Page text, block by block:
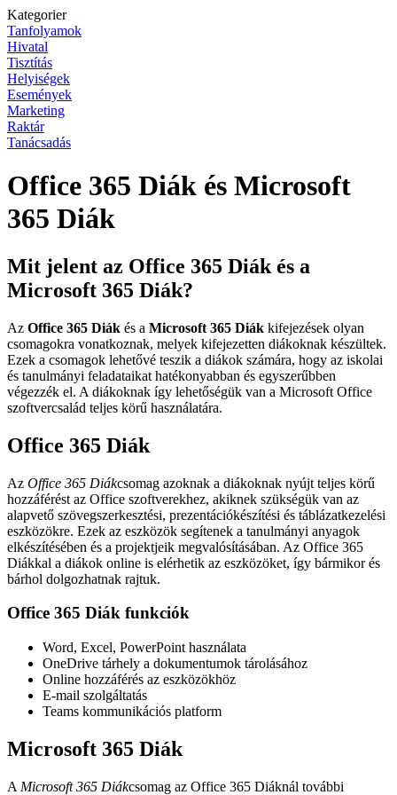
Kategorier
Tanfolyamok
Hivatal
Tisztítás
Helyiségek
Események
Marketing
Raktár
Tanácsadás
Office 365 Diák és Microsoft
365 Diák
Mit jelent az Office 365 Diák és a
Microsoft 365 Diák?
Az Office 365 Diák és a Microsoft 365 Diák kifejezések olyan
csomagokra vonatkoznak, melyek kifejezetten diákoknak készültek.
Ezek a csomagok lehetővé teszik a diákok számára, hogy az iskolai
és tanulmányi feladataikat hatékonyabban és egyszerűbben
végezzék el. A diákoknak így lehetőségük van a Microsoft Office
szoftvercsalád teljes körű használatára.
Office 365 Diák
Az Office 365 Diákcsomag azoknak a diákoknak nyújt teljes körű
hozzáférést az Office szoftverekhez, akiknek szükségük van az
alapvető szövegszerkesztési, prezentációkészítési és táblázatkezelési
eszközökre. Ezek az eszközök segítenek a tanulmányi anyagok
elkészítésében és a projektjeik megvalósításában. Az Office 365
Diákkal a diákok online is elérhetik az eszközöket, így bármikor és
bárhol dolgozhatnak rajtuk.
Office 365 Diák funkciók
Word, Excel, PowerPoint használata
OneDrive tárhely a dokumentumok tárolásához
Online hozzáférés az eszközökhöz
E-mail szolgáltatás
Teams kommunikációs platform
Microsoft 365 Diák
A Microsoft 365 Diákcsomag az Office 365 Diáknál további